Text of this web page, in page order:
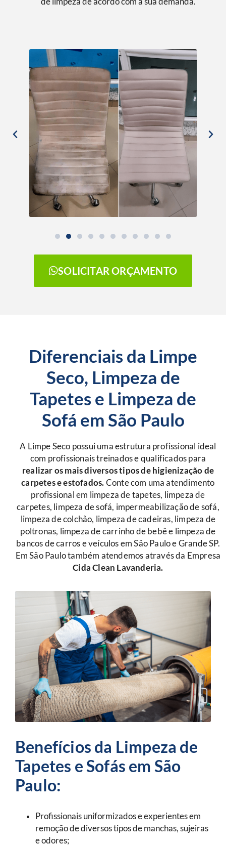
SOLICITAR ORÇAMENTO
Diferenciais da Limpe
Seco, Limpeza de
Tapetes e Limpeza de
Sofá em São Paulo
A Limpe Seco possui uma estrutura profissional ideal
com profissionais treinados e qualificados para
realizar os mais diversos tipos de higienização de
carpetes e estofados. Conte com uma atendimento
profissional em limpeza de tapetes, limpeza de
carpetes, limpeza de sofá, impermeabilização de sofá,
limpeza de colchão, limpeza de cadeiras, limpeza de
poltronas, limpeza de carrinho de bebê e limpeza de
bancos de carros e veículos em São Paulo e Grande SP.
Em São Paulo também atendemos através da Empresa
Cida Clean Lavanderia.
Benefícios da Limpeza de
Tapetes e Sofás em São
Paulo:
Profissionais uniformizados e experientes em
remoção de diversos tipos de manchas, sujeiras
e odores;